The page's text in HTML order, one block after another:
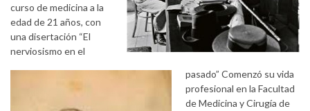
curso de medicina a la
edad de 21 años, con
una disertación “El
nerviosismo en el
pasado” Comenzó su vida
profesional en la Facultad
de Medicina y Cirugía de